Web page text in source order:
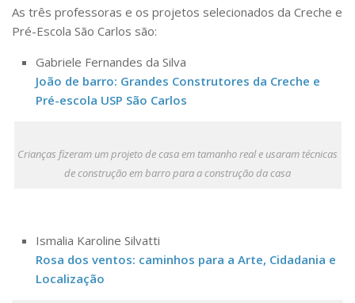
Segurança e Acessos
Transporte, Moradia e Alimentação
Promoção Social
Esporte, Arte e Cultura
Resíduos Químicos
Programas e Ações
Qualidade e Produtividade
As três professoras e os projetos selecionados da Creche e
Pré-Escola São Carlos são:
Gabriele Fernandes da Silva
João de barro: Grandes Construtores da Creche e
Pré-escola USP São Carlos
Crianças fizeram um projeto de casa em tamanho real e usaram técnicas
de construção em barro para a construção da casa
Ismalia Karoline Silvatti
Rosa dos ventos: caminhos para a Arte, Cidadania e
Localização